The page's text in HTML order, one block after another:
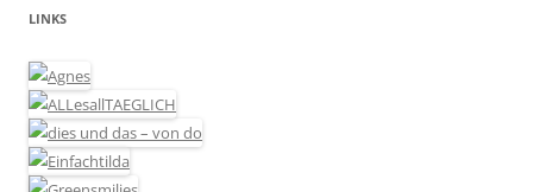
LINKS